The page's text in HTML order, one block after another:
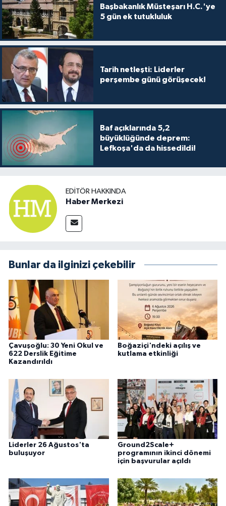
Başbakanlık Müsteşarı H.C.'ye
5 gün ek tutukluluk
Tarih netleşti: Liderler
perşembe günü görüşecek!
Baf açıklarında 5,2
büyüklüğünde deprem:
Lefkoşa'da da hissedildi!
EDITÖR HAKKINDA
Haber Merkezi
Bunlar da ilginizi çekebilir
Çavuşoğlu: 30 Yeni Okul ve
622 Derslik Eğitime
Kazandırıldı
Boğaziçi'ndeki açılış ve
kutlama etkinliği
Liderler 26 Ağustos'ta
buluşuyor
Ground2Scale+
programının ikinci dönemi
için başvurular açıldı